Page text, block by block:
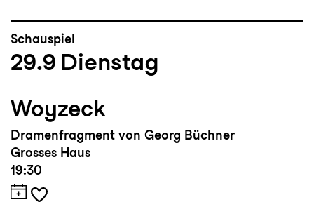
Besonderes:
Wichtige Zusammenarbeiten mit
Regisseur:innen wie Lily Sykes, Max
Claessen, Elias Perrig, Barbara-David
Brüesch, Timon Jansen, Julia Dina Heße,
Lea Connert und Leandro Kees
Schauspiel
29.9 Dienstag
Woyzeck
Dramenfragment von Georg Büchner
Grosses Haus
19:30